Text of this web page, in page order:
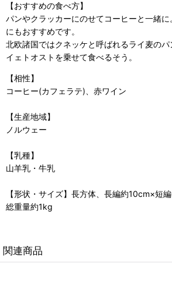
【おすすめの食べ方】
パンやクラッカーにのせてコーヒーと一緒
にもおすすめです。
北欧諸国ではクネッケと呼ばれるライ麦の
イェトオストを乗せて食べるそう。
【相性】
コーヒー(カフェラテ)、赤ワイン
【生産地域】
ノルウェー
【乳種】
山羊乳・牛乳
【形状・サイズ】長方体、長編約10cm×短
総重量約1kg
関連商品